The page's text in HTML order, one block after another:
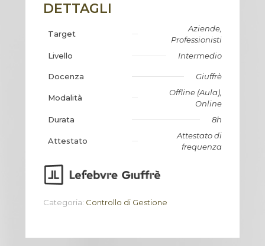
DETTAGLI
Target
Aziende,
Professionisti
Livello
Intermedio
Docenza Giuffrè
Modalità
Offline (Aula),
Online
Durata
8h
Attestato
Attestato di
frequenza
Categoria: Controllo di Gestione